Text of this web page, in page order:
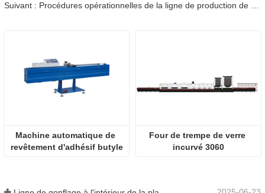
Machine automatique de
revêtement d'adhésif butyle
Four de trempe de verre
incurvé 3060